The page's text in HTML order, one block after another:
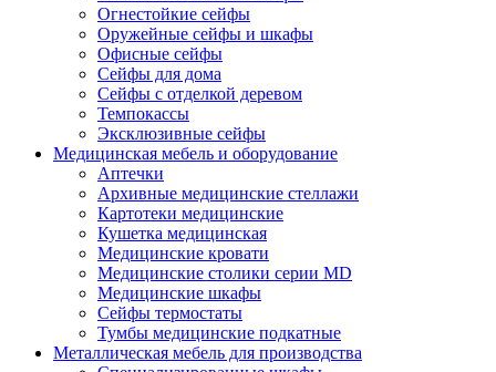
Огнестойкие сейфы
Оружейные сейфы и шкафы
Офисные сейфы
Сейфы для дома
Сейфы с отделкой деревом
Темпокассы
Эксклюзивные сейфы
Медицинская мебель и оборудование
Аптечки
Архивные медицинские стеллажи
Картотеки медицинские
Кушетка медицинская
Медицинские кровати
Медицинские столики серии MD
Медицинские шкафы
Сейфы термостаты
Тумбы медицинские подкатные
Металлическая мебель для производства